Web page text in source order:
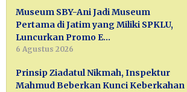
Museum SBY-Ani Jadi Museum
Pertama di Jatim yang Miliki SPKLU,
Luncurkan Promo E…
6 Agustus 2026
Prinsip Ziadatul Nikmah, Inspektur
Mahmud Beberkan Kunci Keberkahan